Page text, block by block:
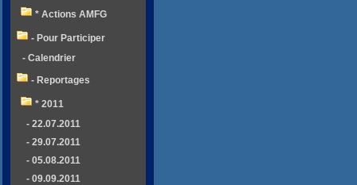
* Actions AMFG
- Pour Participer
- Calendrier
- Reportages
* 2011
- 22.07.2011
- 29.07.2011
- 05.08.2011
- 09.09.2011